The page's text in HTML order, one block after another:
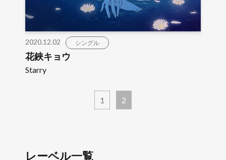
2020.12.02 シングル
花鋏キョウ
Starry
1 2
レーベル一覧